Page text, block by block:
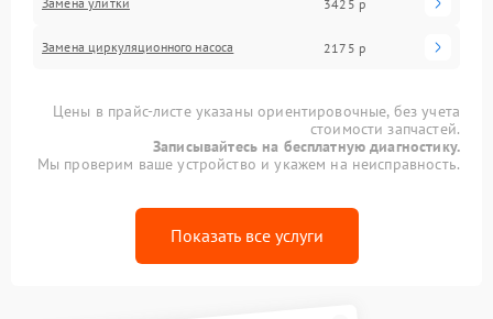
3425 р
Замена циркуляционного насоса 2175 р
Цены в прайс-листе указаны ориентировочные, без учета
стоимости запчастей.
Записывайтесь на бесплатную диагностику.
Мы проверим ваше устройство и укажем на неисправность.
Показать все услуги